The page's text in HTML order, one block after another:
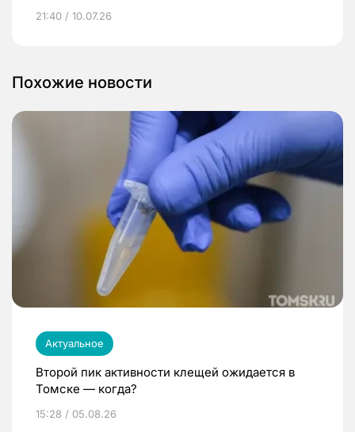
21:40 / 10.07.26
Похожие новости
Актуальное
Второй пик активности клещей ожидается в
Томске — когда?
15:28 / 05.08.26